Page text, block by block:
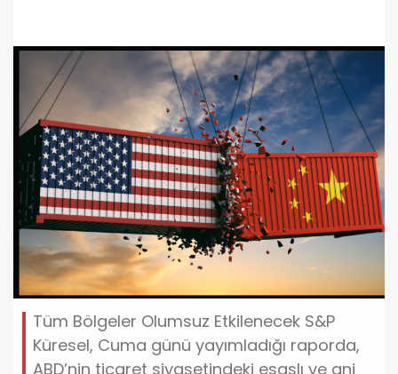
Tüm Bölgeler Olumsuz Etkilenecek S&P
Küresel, Cuma günü yayımladığı raporda,
ABD’nin ticaret siyasetindeki esaslı ve ani